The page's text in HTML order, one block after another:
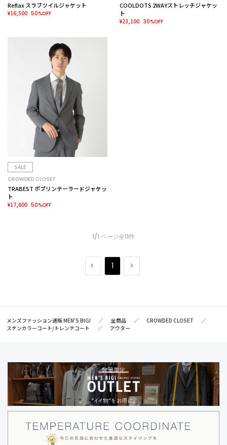
Reflax スラブツイルジャケット
¥16,500 50%OFF
COOLDOTS 2WAYストレッチジャケッ
ト
¥23,100 30%OFF
SALE
CROWDED CLOSET
TRABEST ポプリンテーラードジャケッ
ト
¥17,600 50%OFF
1/1 ページ全11件
1
メンズファッション通販 MEN'S BIGI 全商品
CROWDED CLOSET
ステンカラーコート/トレンチコート
アウター